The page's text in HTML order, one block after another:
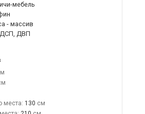
мебель
- массив
ДСП, ДВП
места: 130